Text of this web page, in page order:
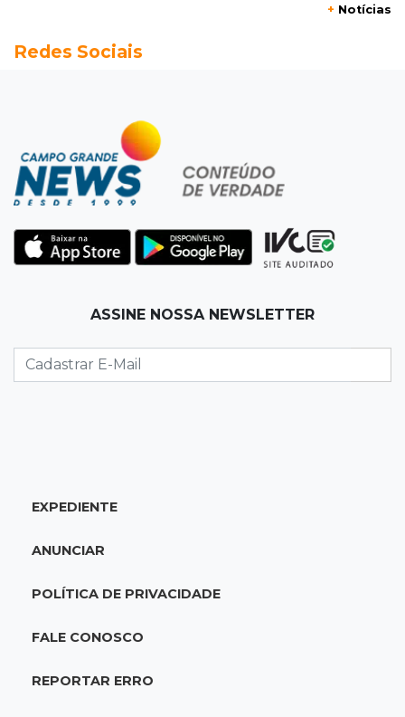
Grávida acha barata em hambúrguer e
Veja os horários
Velório de Luis Pedro Scalise será no Rubens
Gil de Camillo nesta sexta-feira
Nova lei pune deepfakes sexuais com crianças
e amplia investigação na internet
Quatro carros
provoca engavetamento na Mascarenhas
17:08Logística
economia de MS, diz Gerson Claro
17:02 Cyber Trap
+ Notícias
Redes Sociais
ASSINE NOSSA NEWSLETTER
EXPEDIENTE
ANUNCIAR
POLÍTICA DE PRIVACIDADE
FALE CONOSCO
REPORTAR ERRO